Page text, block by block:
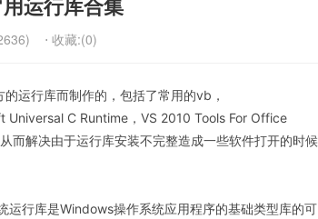
⋅ 收藏:(0)
运行库而制作的，包括了常用的vb，
C Runtime，VS 2010 Tools For Office
而解决由于运行库安装不完整造成一些软件打开的时候
行库是Windows操作系统应用程序的基础类型库的可